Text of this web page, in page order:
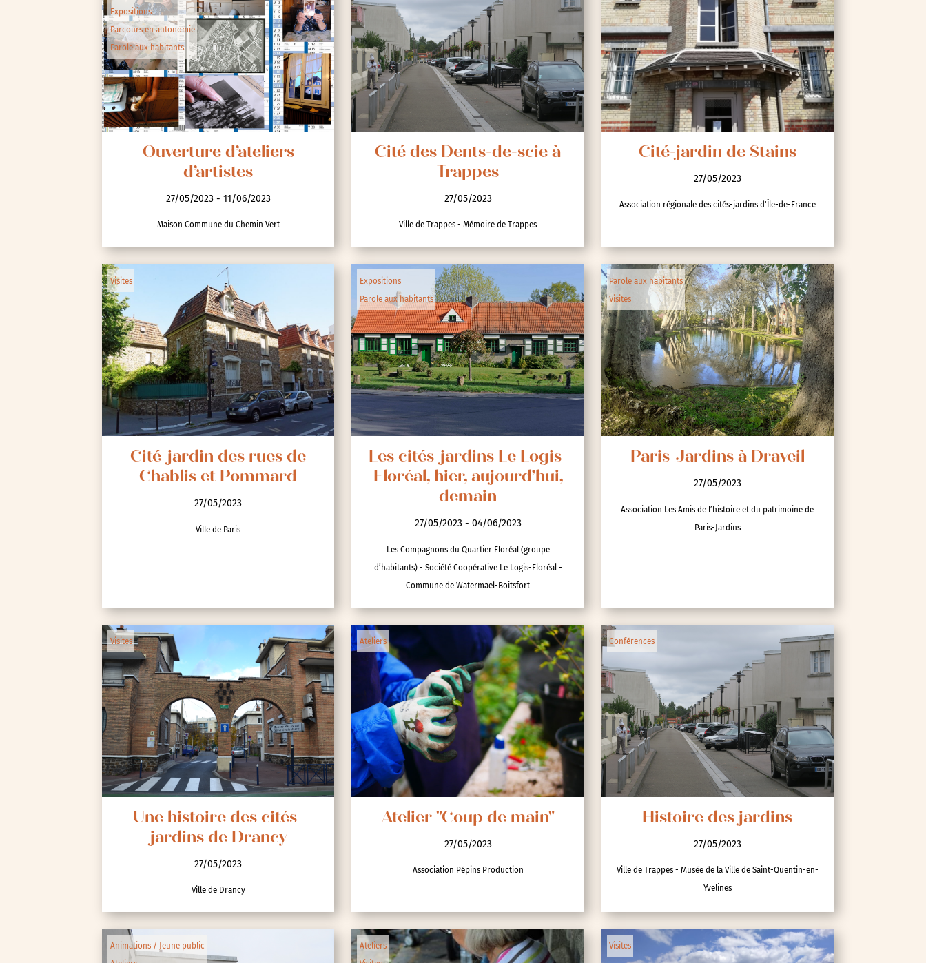
Parole aux habitants
Randonnées
Spectacle et performances
Visites
Voyage d'études
Autre
Essonne (91)
Hauts-de-Seine (92)
Paris (75)
Seine-et-Marne (77)
Seine-Saint-Denis (93)
Test-tag-event
Val-d’Oise (95)
Val-de-Marne (94)
Yvelines (78)
Expositions
Parcours en autonomie
Parole aux habitants
Ouverture d’ateliers
d’artistes
27/05/2023 - 11/06/2023
Maison Commune du Chemin Vert
Cité des Dents-de-scie à
Trappes
27/05/2023
Ville de Trappes - Mémoire de Trappes
Cité-jardin de Stains
27/05/2023
Association régionale des cités-jardins d'Île-de-France
Visites
Cité-jardin des rues de
Chablis et Pommard
27/05/2023
Ville de Paris
Expositions
Parole aux habitants
Les cités-jardins Le Logis-
Floréal, hier, aujourd’hui,
demain
27/05/2023 - 04/06/2023
Les Compagnons du Quartier Floréal (groupe
d’habitants) - Société Coopérative Le Logis-Floréal -
Commune de Watermael-Boitsfort
Parole aux habitants
Visites
Paris-Jardins à Draveil
27/05/2023
Association Les Amis de l’histoire et du patrimoine de
Paris-Jardins
Visites
Une histoire des cités-
jardins de Drancy
27/05/2023
Ville de Drancy
Ateliers
Atelier "Coup de main"
27/05/2023
Association Pépins Production
Conférences
Histoire des jardins
27/05/2023
Ville de Trappes - Musée de la Ville de Saint-Quentin-en-
Yvelines
Animations / Jeune public
Ateliers
Visites